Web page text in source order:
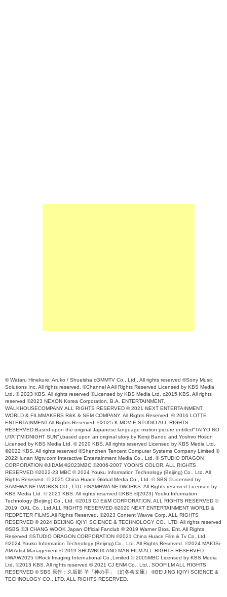
© Wataru Hinekure, Aruko / Shueisha cGMMTV Co., Ltd., All rights reserved ©Sony Music
Solutions Inc. All rights reserved. ©Channel A All Rights Reserved Licensed by KBS Media
Ltd. © 2023 KBS. All rights reserved ©Licensed by KBS Media Ltd. c2015 KBS. All rights
reserved ©2023 NEXON Korea Corporation, B.A. ENTERTAINMENT,
WALKHOUSECOMPANY ALL RIGHTS RESERVED © 2021 NEXT ENTERTAINMENT
WORLD & FILMMAKERS R&K & SEM COMPANY. All Rights Reserved. © 2016 LOTTE
ENTERTAINMENT All Rights Reserved. ©2025 K-MOVIE STUDIO ALL RIGHTS
RESERVED.Based upon the original Japanese language motion picture entitled"TAIYO NO
UTA"("MIDNIGHT SUN"),based upon an original story by Kenji Bando and Yoshiro Hoson
Licensed by KBS Media Ltd. © 2020 KBS. All rights reserved Licensed by KBS Media Ltd.
©2022 KBS. All rights reserved ©Shenzhen Tencent Computer Systems Company Limited ©
2022Hunan Mgtv.com Interactive Entertainment Media Co., Ltd. © STUDIO DRAGON
CORPORATION ©JIDAM ©2023MBC ©2006-2007 YOON'S COLOR. ALL RIGHTS
RESERVED ©2022-23 MBC © 2024 Youku Information Technology (Beijing) Co., Ltd. All
Rights Reserved. © 2025 China Huace Global Media Co., Ltd. © SBS ©Licensed by
SAMHWA NETWORKS CO., LTD. ©SAMHWA NETWORKS. All Rights reserved Licensed by
KBS Media Ltd. © 2021 KBS. All rights reserved ©KBS ©[2023] Youku Information
Technology (Beijing) Co., Ltd. ©2013 CJ E&M CORPORATION, ALL RIGHTS RESERVED ©
2019. OAL Co., Ltd ALL RIGHTS RESERVED ©2020 NEXT ENTERTAINMENT WORLD &
REDPETER FILMS.All Rights Reserved. ©2023 Content Wavve Corp. ALL RIGHTS
RESERVED © 2024 BEIJING IQIYI SCIENCE & TECHNOLOGY CO., LTD. All rights reserved
©SBS ©JI CHANG WOOK Japan Official Fanclub © 2019 Warner Bros. Ent. All Rights
Reserved ©STUDIO DRAGON CORPORATION ©2021 China Huace Film & Tv Co.,Ltd.
©2024 Youku Information Technology (Beijing) Co., Ltd. All Rights Reserved. ©2024 MAIOSi-
AM Artist Management © 2019 SHOWBOX AND MAN FILM ALL RIGHTS RESERVED.
©WAW2025 ©Rock Imaging International Co.,Limited © 2005MBC Licensed by KBS Media
Ltd. ©2013 KBS. All rights reserved © 2021 CJ ENM Co., Ltd., SOOFILM ALL RIGHTS
RESERVED © SBS 原作：久坂部 羊「神の手」（幻冬舎文庫） ©BEIJING IQIYI SCIENCE &
TECHNOLOGY CO., LTD. ALL RIGHTS RESERVED.